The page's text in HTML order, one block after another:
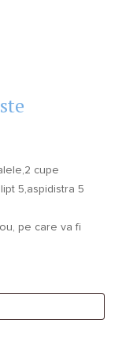
cupe
5,aspidistra 5
pe care va fi